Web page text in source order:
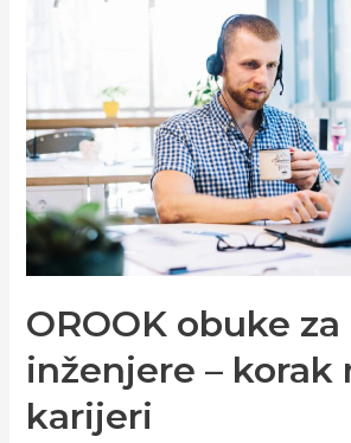
OROOK obuke za
inženjere – korak
karijeri